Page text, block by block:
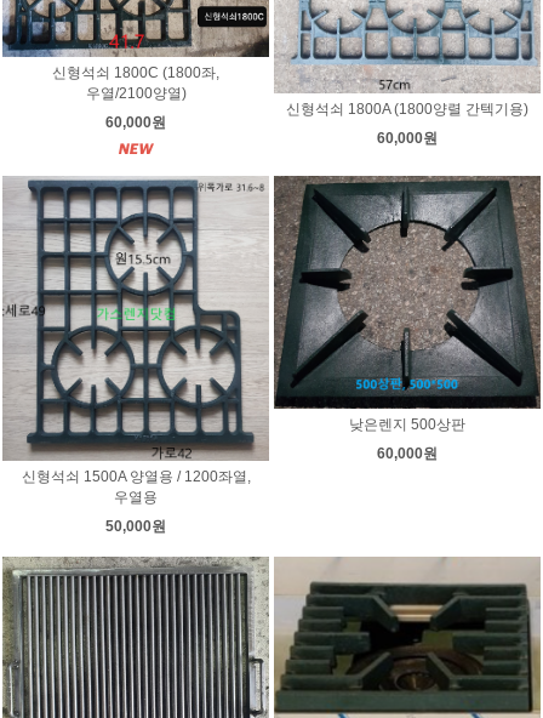
신형석쇠 1800C (1800좌,
우열/2100양열)
60,000원
신형석쇠 1800A (1800양렬 간텍기용)
60,000원
신형석쇠 1500A 양열용 / 1200좌열,
우열용
50,000원
낮은렌지 500상판
60,000원